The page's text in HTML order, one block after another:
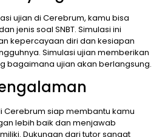
ujian di Cerebrum, kamu bisa
jenis soal SNBT. Simulasi ini
kepercayaan diri dan kesiapan
Simulasi ujian memberikan
bagaimana ujian akan berlangsung.
Cerebrum siap membantu kamu
lebih baik dan menjawab
Dukungan dari tutor sangat